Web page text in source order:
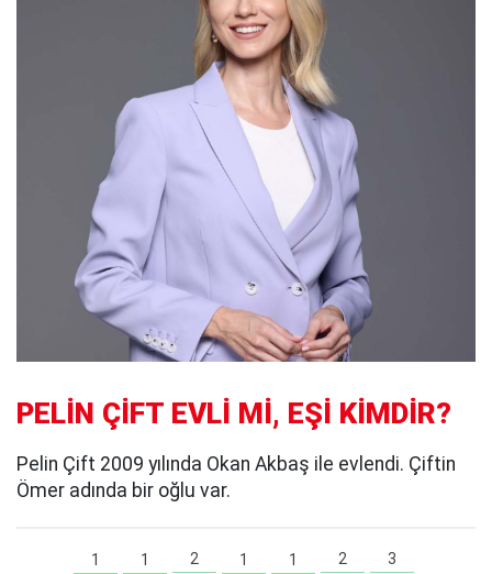
PELİN ÇİFT EVLİ Mİ, EŞİ KİMDİR?
Pelin Çift 2009 yılında Okan Akbaş ile evlendi. Çiftin
Ömer adında bir oğlu var.
1 1 2 1 1 2 3